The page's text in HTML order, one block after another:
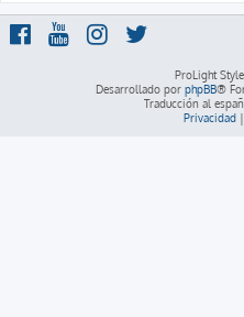
ProLight
Desarrollado por phpBB®
Traducción al
Privacidad|